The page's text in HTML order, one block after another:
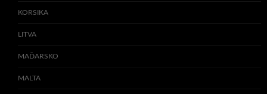
KORSIKA
LITVA
MAĎARSKO
MALTA